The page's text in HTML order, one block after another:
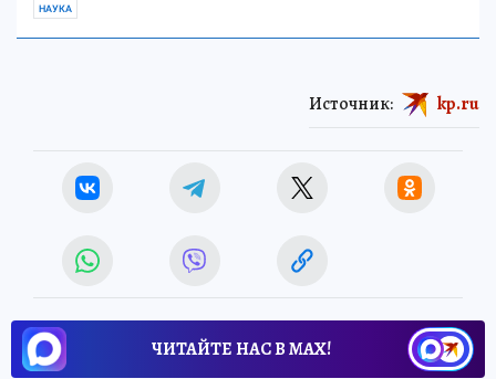
НАУКА
Источник: kp.ru
ЧИТАЙТЕ НАС В МАХ!